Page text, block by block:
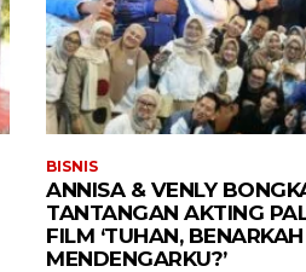
BISNIS
ANNISA & VENLY
TANTANGAN AKTING
FILM ‘TUHAN,
MENDENGARKU?’